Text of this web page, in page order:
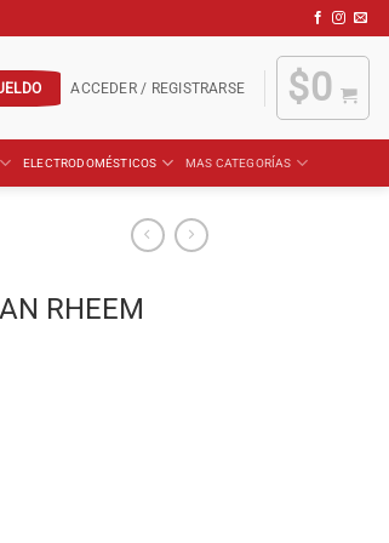
ACCEDER / REGISTRARSE $0
ELECTRODOMÉSTICOS MAS CATEGORÍAS
RHEEM